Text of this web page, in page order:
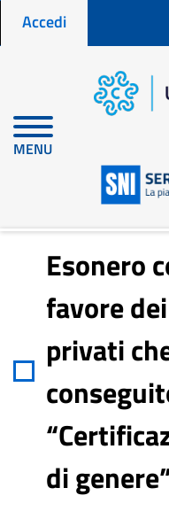
Menu profilo utente
Accedi
MENU
Home
Esonero contributivo a
abbiano conseguito la
Esonero
favore
privati
di